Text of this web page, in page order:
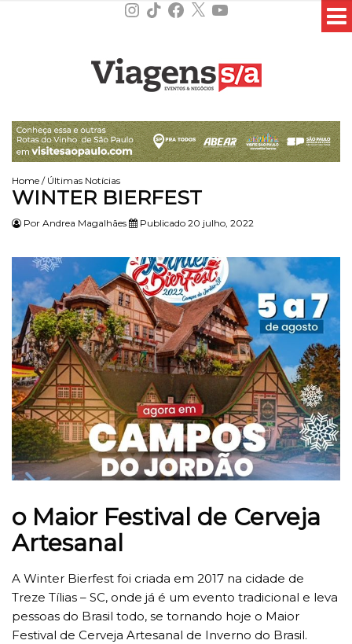
Instagram
TikTokFacebook
X YouTube
Home / Últimas Notícias
WINTER BIERFEST
Por Andrea Magalhães Publicado 20 julho, 2022
o Maior Festival de Cerveja
Artesanal
A Winter Bierfest foi criada em 2017 na cidade de
Treze Tílias – SC, onde já é um evento tradicional e leva
pessoas do Brasil todo, se tornando hoje o Maior
Festival de Cerveja Artesanal de Inverno do Brasil.